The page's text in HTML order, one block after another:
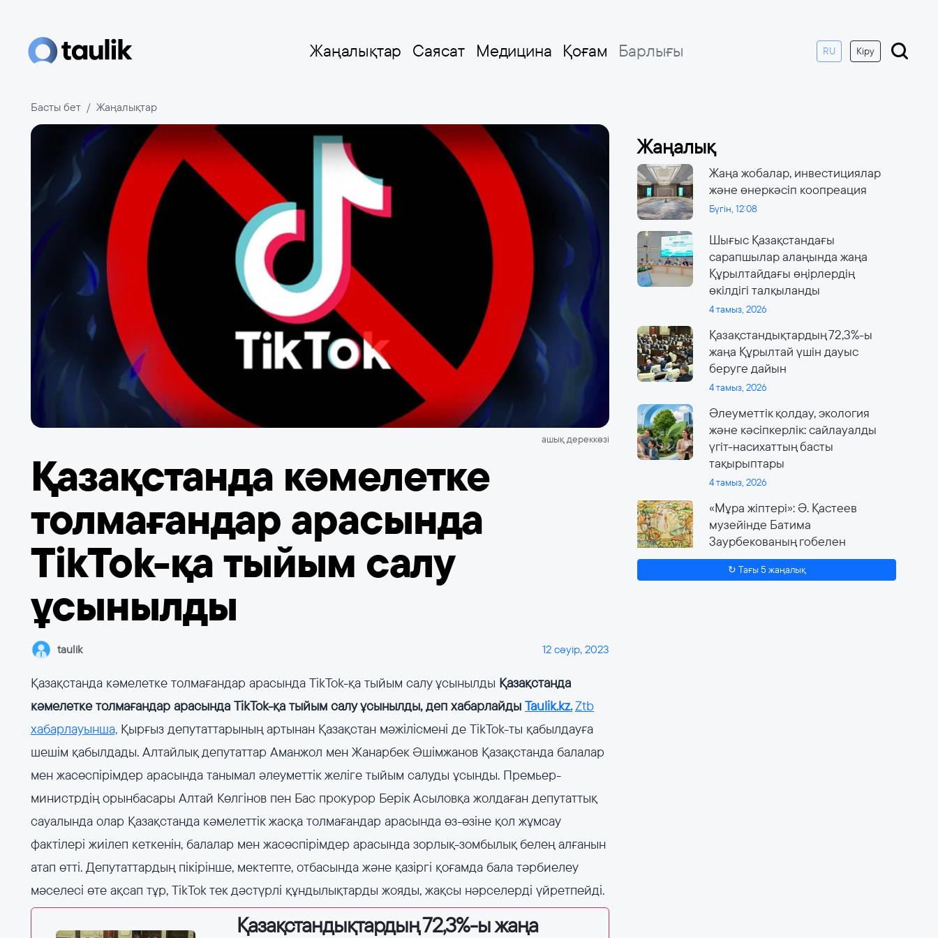
Жаңалықтар Саясат Медицина Қоғам Барлығы RU Кіру
Басты бет Жаңалықтар
ашық дереккөзі
Қазақстанда кәмелетке
толмағандар арасында
TikTok-қа тыйым салу
ұсынылды
taulik 12 сәуір, 2023
Қазақстанда кәмелетке толмағандар арасында TikTok-қа тыйым салу ұсынылды Қазақстанда
кәмелетке толмағандар арасында TikTok-қа тыйым салу ұсынылды, деп хабарлайды Taulik.kz.Ztb
хабарлауынша, Қырғыз депутаттарының артынан Қазақстан мәжілісмені де TikTok-ты қабылдауға
шешім қабылдады. Алтайлық депутаттар Аманжол мен Жанарбек Әшімжанов Қазақстанда балалар
мен жасөспірімдер арасында танымал әлеуметтік желіге тыйым салуды ұсынды. Премьер-
министрдің орынбасары Алтай Көлгінов пен Бас прокурор Берік Асыловқа жолдаған депутаттық
сауалында олар Қазақстанда кәмелеттік жасқа толмағандар арасында өз-өзіне қол жұмсау
фактілері жиілеп кеткенін, балалар мен жасөспірімдер арасында зорлық-зомбылық белең алғанын
атап өтті. Депутаттардың пікірінше, мектепте, отбасында және қазіргі қоғамда бала тәрбиелеу
мәселесі өте ақсап тұр, TikTok тек дәстүрлі құндылықтарды жояды, жақсы нәрселерді үйретпейді.
Қазақстандықтардың 72,3%-ы жаңа
Жаңалық
Жаңа жобалар, инвестициялар
және өнеркәсіп коопреация
Бүгін, 12:08
Шығыс Қазақстандағы
сарапшылар алаңында жаңа
Құрылтайдағы өңірлердің
өкілдігі талқыланды
4 тамыз, 2026
Қазақстандықтардың 72,3%-ы
жаңа Құрылтай үшін дауыс
беруге дайын
4 тамыз, 2026
Әлеуметтік қолдау, экология
және кәсіпкерлік: сайлауалды
үгіт-насихаттың басты
тақырыптары
4 тамыз, 2026
«Мұра жіптері»: Ә. Қастеев
музейінде Батима
Заурбекованың гобелен
өнеріне арналған ауқымды
көрме өтеді
↻ Тағы 5 жаңалық